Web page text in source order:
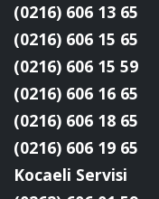
(0216) 606 13 65
(0216) 606 15 65
(0216) 606 15 59
(0216) 606 16 65
(0216) 606 18 65
(0216) 606 19 65
Kocaeli Servisi